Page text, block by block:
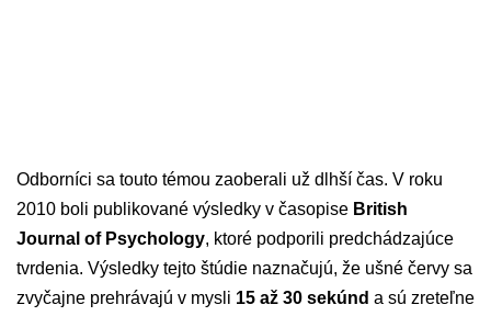
Odborníci sa touto témou zaoberali už dlhší čas. V roku
2010 boli publikované výsledky v časopise British
Journal of Psychology, ktoré podporili predchádzajúce
tvrdenia. Výsledky tejto štúdie naznačujú, že ušné červy sa
zvyčajne prehrávajú v mysli 15 až 30 sekúnd a sú zreteľne